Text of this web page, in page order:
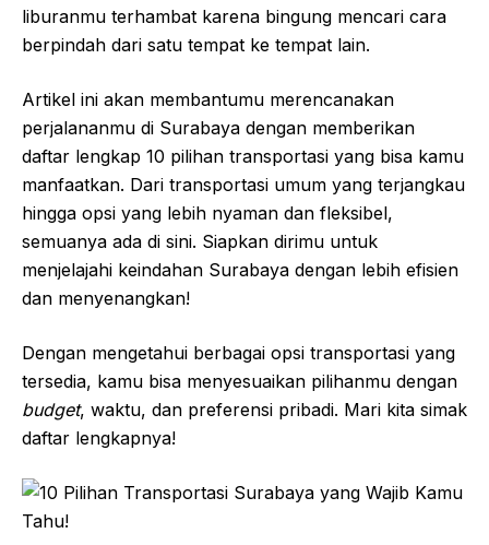
liburanmu terhambat karena bingung mencari cara
berpindah dari satu tempat ke tempat lain.
Artikel ini akan membantumu merencanakan
perjalananmu di Surabaya dengan memberikan
daftar lengkap 10 pilihan transportasi yang bisa kamu
manfaatkan. Dari transportasi umum yang terjangkau
hingga opsi yang lebih nyaman dan fleksibel,
semuanya ada di sini. Siapkan dirimu untuk
menjelajahi keindahan Surabaya dengan lebih efisien
dan menyenangkan!
Dengan mengetahui berbagai opsi transportasi yang
tersedia, kamu bisa menyesuaikan pilihanmu dengan
budget, waktu, dan preferensi pribadi. Mari kita simak
daftar lengkapnya!